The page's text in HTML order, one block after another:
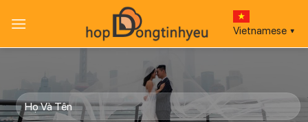
qua
Vietnamese ▼